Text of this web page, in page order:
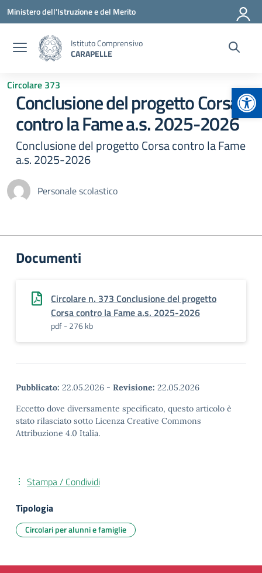
Vai ai contenuti
Vai al menu di navigazione
Vai al footer
Ministero dell'Istruzione e del Merito
Istituto Comprensivo
CARAPELLE
Circolare 373
Conclusione del progetto Corsa
contro la Fame a.s. 2025-2026
Conclusione del progetto Corsa contro la Fame
a.s. 2025-2026
Personale scolastico
Documenti
Circolare n. 373 Conclusione del progetto
Corsa contro la Fame a.s. 2025-2026
pdf - 276 kb
Pubblicato: 22.05.2026 - Revisione: 22.05.2026
Eccetto dove diversamente specificato, questo articolo è
stato rilasciato sotto Licenza Creative Commons
Attribuzione 4.0 Italia.
Stampa / Condividi
Tipologia
Circolari per alunni e famiglie